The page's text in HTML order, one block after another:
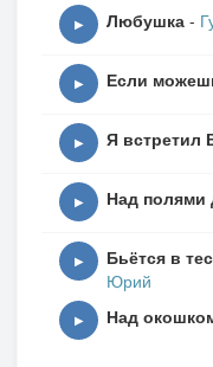
Вы облегчите
О-о-о, как я
Дивные очи,
То вы
В вас вся
Жизни отрада,
▶ Любушка -
▶ Если
▶ Я встретил
▶ Над полями
▶ Бьётся в
Юрий
▶ Над